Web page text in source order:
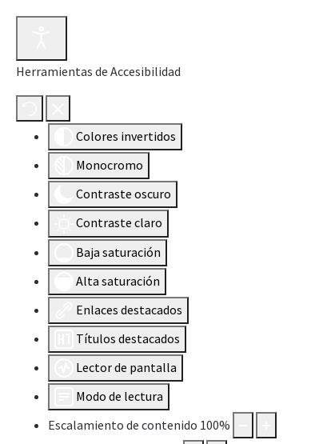
Herramientas de Accesibilidad
Colores invertidos
Monocromo
Contraste oscuro
Contraste claro
Baja saturación
Alta saturación
Enlaces destacados
Títulos destacados
Lector de pantalla
Modo de lectura
Escalamiento de contenido 100%